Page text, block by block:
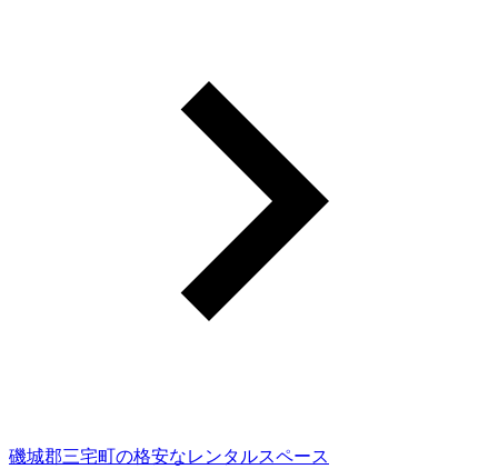
磯城郡三宅町の格安なレンタルスペース